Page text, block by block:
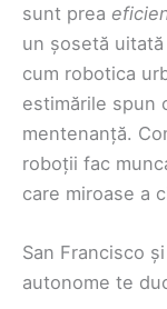
sunt prea
un șosetă
cum robotica
estimările spun
mentenanță.
roboții fac
care miroase a
San Francisco
autonome te